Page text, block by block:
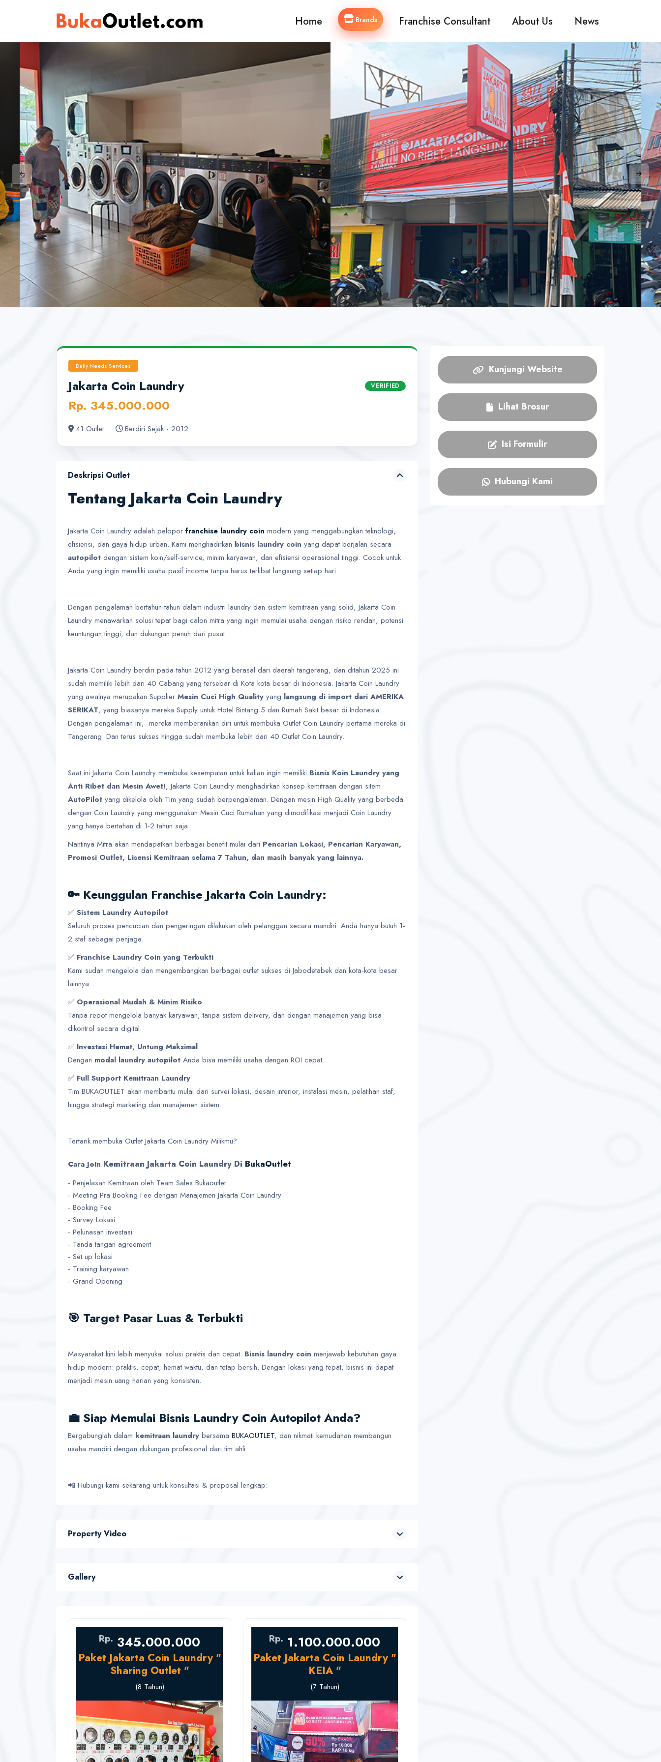
Home Brands Franchise Consultant About Us News
Daily Needs Services
Jakarta Coin Laundry VERIFIED
Rp. 345.000.000
41 Outlet Berdiri Sejak - 2012
Deskripsi Outlet
Tentang Jakarta Coin Laundry
Jakarta Coin Laundry adalah pelopor franchise laundry coin modern yang menggabungkan teknologi,
efisiensi, dan gaya hidup urban. Kami menghadirkan bisnis laundry coin yang dapat berjalan secara
autopilot dengan sistem koin/self-service, minim karyawan, dan efisiensi operasional tinggi. Cocok untuk
Anda yang ingin memiliki usaha pasif income tanpa harus terlibat langsung setiap hari.
Dengan pengalaman bertahun-tahun dalam industri laundry dan sistem kemitraan yang solid, Jakarta Coin
Laundry menawarkan solusi tepat bagi calon mitra yang ingin memulai usaha dengan risiko rendah, potensi
keuntungan tinggi, dan dukungan penuh dari pusat.
Jakarta Coin Laundry berdiri pada tahun 2012 yang berasal dari daerah tangerang, dan ditahun 2025 ini
sudah memiliki lebih dari 40 Cabang yang tersebar di Kota kota besar di Indonesia. Jakarta Coin Laundry
yang awalnya merupakan Supplier Mesin Cuci High Quality yang langsung di import dari AMERIKA
SERIKAT, yang biasanya mereka Supply untuk Hotel Bintang 5 dan Rumah Sakit besar di Indonesia.
Dengan pengalaman ini, mereka memberanikan diri untuk membuka Outlet Coin Laundry pertama mereka di
Tangerang. Dan terus sukses hingga sudah membuka lebih dari 40 Outlet Coin Laundry.
Saat ini Jakarta Coin Laundry membuka kesempatan untuk kalian ingin memiliki Bisnis Koin Laundry yang
Anti Ribet dan Mesin Awet!, Jakarta Coin Laundry menghadirkan konsep kemitraan dengan sitem
AutoPilot yang dikelola oleh Tim yang sudah berpengalaman. Dengan mesin High Quality yang berbeda
dengan Coin Laundry yang menggunakan Mesin Cuci Rumahan yang dimodifikasi menjadi Coin Laundry
yang hanya bertahan di 1-2 tahun saja.
Nantinya Mitra akan mendapatkan berbagai benefit mulai dari Pencarian Lokasi, Pencarian Karyawan,
Promosi Outlet, Lisensi Kemitraan selama 7 Tahun, dan masih banyak yang lainnya.
🔑 Keunggulan Franchise Jakarta Coin Laundry:
✅ Sistem Laundry Autopilot
Seluruh proses pencucian dan pengeringan dilakukan oleh pelanggan secara mandiri. Anda hanya butuh 1-
2 staf sebagai penjaga.
✅ Franchise Laundry Coin yang Terbukti
Kami sudah mengelola dan mengembangkan berbagai outlet sukses di Jabodetabek dan kota-kota besar
lainnya.
✅ Operasional Mudah & Minim Risiko
Tanpa repot mengelola banyak karyawan, tanpa sistem delivery, dan dengan manajemen yang bisa
dikontrol secara digital.
✅ Investasi Hemat, Untung Maksimal
Dengan modal laundry autopilot Anda bisa memiliki usaha dengan ROI cepat.
✅ Full Support Kemitraan Laundry
Tim BUKAOUTLET akan membantu mulai dari survei lokasi, desain interior, instalasi mesin, pelatihan staf,
hingga strategi marketing dan manajemen sistem.
Tertarik membuka Outlet Jakarta Coin Laundry Milikmu?
Cara Join Kemitraan Jakarta Coin Laundry Di BukaOutlet
- Penjelasan Kemitraan oleh Team Sales Bukaoutlet
- Meeting Pra Booking Fee dengan Manajemen Jakarta Coin Laundry
- ⁠Booking Fee
- ⁠Survey Lokasi
- ⁠Pelunasan investasi
- ⁠Tanda tangan agreement
- ⁠Set up lokasi
- ⁠Training karyawan
- ⁠Grand Opening
🎯 Target Pasar Luas & Terbukti
Masyarakat kini lebih menyukai solusi praktis dan cepat. Bisnis laundry coin menjawab kebutuhan gaya
hidup modern: praktis, cepat, hemat waktu, dan tetap bersih. Dengan lokasi yang tepat, bisnis ini dapat
menjadi mesin uang harian yang konsisten.
💼 Siap Memulai Bisnis Laundry Coin Autopilot Anda?
Bergabunglah dalam kemitraan laundry bersama BUKAOUTLET, dan nikmati kemudahan membangun
usaha mandiri dengan dukungan profesional dari tim ahli.
📲 Hubungi kami sekarang untuk konsultasi & proposal lengkap:
Property Video
Gallery
Rp. 345.000.000
Paket Jakarta Coin Laundry "
Sharing Outlet "
(8 Tahun)
Rp. 1.100.000.000
Paket Jakarta Coin Laundry "
KEIA "
(7 Tahun)
Kunjungi Website
Lihat Brosur
Isi Formulir
Hubungi Kami